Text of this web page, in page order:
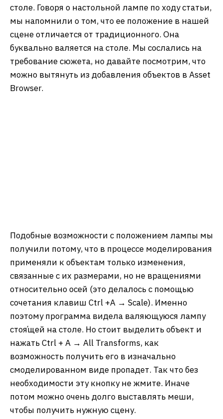
столе. Говоря о настольной лампе по ходу статьи,
мы напомнили о том, что ее положение в нашей
сцене отличается от традиционного. Она
буквально валяется на столе. Мы сослались на
требование сюжета, но давайте посмотрим, что
можно вытянуть из добавления объектов в Asset
Browser.
Подобные возможности с положением лампы мы
получили потому, что в процессе моделирования
применяли к объектам только изменения,
связанные с их размерами, но не вращениями
относительно осей (это делалось с помощью
сочетания клавиш Ctrl +A → Scale). Именно
поэтому программа видела валяющуюся лампу
стоя́щей на столе. Но стоит выделить объект и
нажать Ctrl + A → All Transforms, как
возможность получить его в изначально
смоделированном виде пропадет. Так что без
необходимости эту кнопку не жмите. Иначе
потом можно очень долго выставлять меши,
чтобы получить нужную сцену.